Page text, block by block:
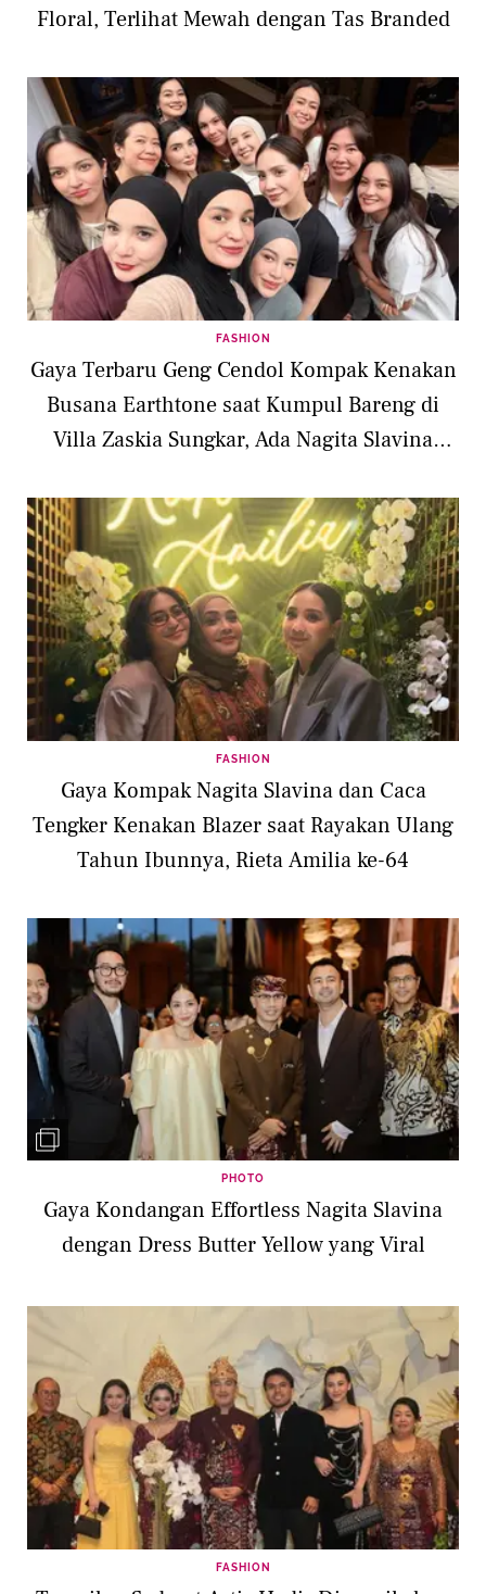
Floral, Terlihat Mewah dengan Tas Branded
FASHION
Gaya Terbaru Geng Cendol Kompak Kenakan
Busana Earthtone saat Kumpul Bareng di
Villa Zaskia Sungkar, Ada Nagita Slavina
FASHION
Gaya Kompak Nagita Slavina dan Caca
Tengker Kenakan Blazer saat Rayakan Ulang
Tahun Ibunnya, Rieta Amilia ke-64
PHOTO
Gaya Kondangan Effortless Nagita Slavina
dengan Dress Butter Yellow yang Viral
FASHION